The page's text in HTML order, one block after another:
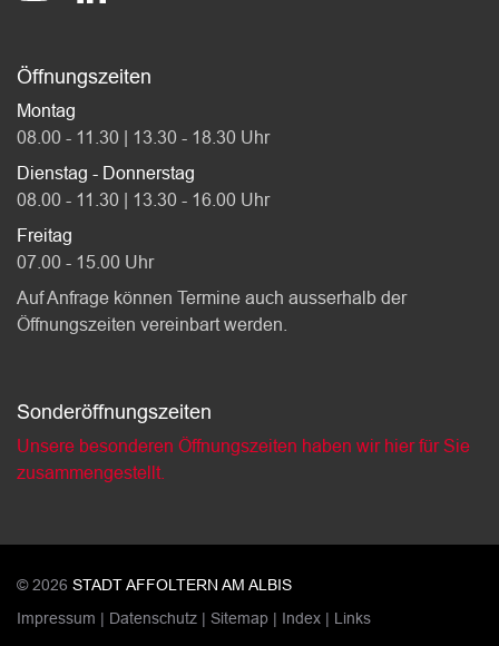
Öffnungszeiten
Montag
08.00 - 11.30 | 13.30 - 18.30 Uhr
Dienstag - Donnerstag
08.00 - 11.30 | 13.30 - 16.00 Uhr
Freitag
07.00 - 15.00 Uhr
Auf Anfrage können Termine auch ausserhalb der
Öffnungszeiten vereinbart werden.
Sonderöffnungszeiten
Unsere besonderen Öffnungszeiten haben wir hier für Sie
zusammengestellt.
© 2026 STADT AFFOLTERN AM ALBIS
Toolbar
Impressum Datenschutz Sitemap Index Links